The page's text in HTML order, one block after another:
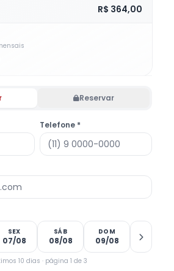
R$ 364,00
Reservar
Telefone *
SEX
07/08
SÁB
08/08
DOM
09/08
10 dias · página 1 de 3